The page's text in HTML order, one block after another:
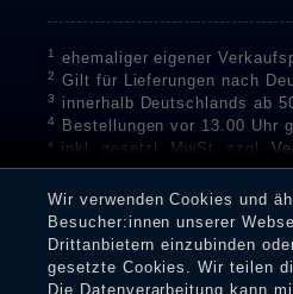
1 ehemaliger eigener
2 Gilt für Lieferungen nach
3 innerhalb Deutschlands ab
4
Bestellungen vor 13.00 Uhr
* inkl. gesetzl. MwSt. zzgl.
** Unser Unternehmen
Bewertungen zu verifizieren.
Eine Überprüfung der
Dienstleistungen gar nicht
Shop informieren.
Wir verwenden Cookies und
Besucher:innen unserer
Drittanbietern einzubinden
gesetzte Cookies. Wir teilen
Die Datenverarbeitung kann